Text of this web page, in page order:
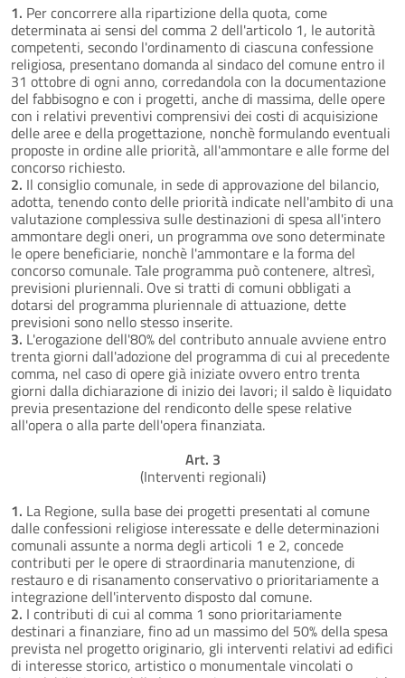
1. Per concorrere alla ripartizione della quota, come
determinata ai sensi del comma 2 dell'articolo 1, le autorità
competenti, secondo l'ordinamento di ciascuna confessione
religiosa, presentano domanda al sindaco del comune entro il
31 ottobre di ogni anno, corredandola con la documentazione
del fabbisogno e con i progetti, anche di massima, delle opere
con i relativi preventivi comprensivi dei costi di acquisizione
delle aree e della progettazione, nonchè formulando eventuali
proposte in ordine alle priorità, all'ammontare e alle forme del
concorso richiesto.
2. Il consiglio comunale, in sede di approvazione del bilancio,
adotta, tenendo conto delle priorità indicate nell'ambito di una
valutazione complessiva sulle destinazioni di spesa all'intero
ammontare degli oneri, un programma ove sono determinate
le opere beneficiarie, nonchè l'ammontare e la forma del
concorso comunale. Tale programma può contenere, altresì,
previsioni pluriennali. Ove si tratti di comuni obbligati a
dotarsi del programma pluriennale di attuazione, dette
previsioni sono nello stesso inserite.
3. L'erogazione dell'80% del contributo annuale avviene entro
trenta giorni dall'adozione del programma di cui al precedente
comma, nel caso di opere già iniziate ovvero entro trenta
giorni dalla dichiarazione di inizio dei lavori; il saldo è liquidato
previa presentazione del rendiconto delle spese relative
all'opera o alla parte dell'opera finanziata.
Art. 3
(Interventi regionali)
1. La Regione, sulla base dei progetti presentati al comune
dalle confessioni religiose interessate e delle determinazioni
comunali assunte a norma degli articoli 1 e 2, concede
contributi per le opere di straordinaria manutenzione, di
restauro e di risanamento conservativo o prioritariamente a
integrazione dell'intervento disposto dal comune.
2. I contributi di cui al comma 1 sono prioritariamente
destinari a finanziare, fino ad un massimo del 50% della spesa
prevista nel progetto originario, gli interventi relativi ad edifici
di interesse storico, artistico o monumentale vincolati o